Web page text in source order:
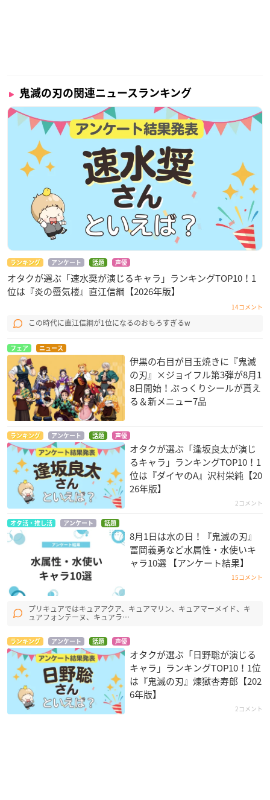
鬼滅の刃の関連ニュースランキング
ランキング アンケート 話題 声優
オタクが選ぶ「速水奨が演じるキャラ」ランキングTOP10！1
位は『炎の蜃気楼』直江信綱【2026年版】
14コメント
この時代に直江信綱が1位になるのおもろすぎるw
フェア ニュース
伊黒の右目が目玉焼きに『鬼滅
の刃』×ジョイフル第3弾が8月1
8日開始！ぷっくりシールが貰え
る＆新メニュー7品
ランキング アンケート 話題 声優
オタクが選ぶ「逢坂良太が演じ
るキャラ」ランキングTOP10！1
位は『ダイヤのA』沢村栄純【20
26年版】
2コメント
オタ活・推し活 アンケート 話題
8月1日は水の日！『鬼滅の刃』
冨岡義勇など水属性・水使いキ
ャラ10選 【アンケート結果】
15コメント
プリキュアではキュアアクア、キュアマリン、キュアマーメイド、キ
ュアフォンテーヌ、キュアラ…
ランキング アンケート 話題 声優
オタクが選ぶ「日野聡が演じる
キャラ」ランキングTOP10！1位
は『鬼滅の刃』煉󠄁獄杏寿郎【202
6年版】
2コメント